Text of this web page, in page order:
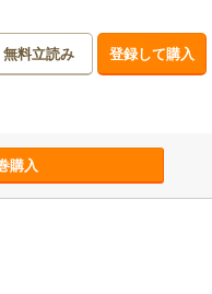
無料立読み 登録して購入
購入